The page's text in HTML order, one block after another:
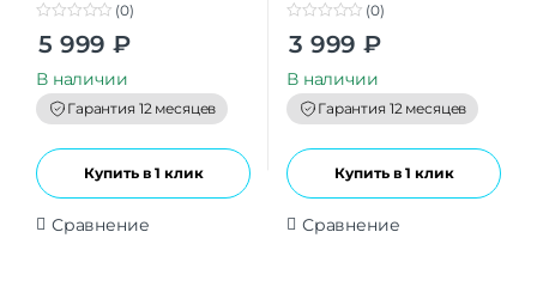
o
t
o
f
5
(0)
5 999 ₽
В наличии
Гарантия 12 месяцев
Купить в 1 клик
Сравнение
o
t
o
f
5
(0)
3 999 ₽
В наличии
Гарантия 12 месяцев
Купить в 1 клик
Сравнение